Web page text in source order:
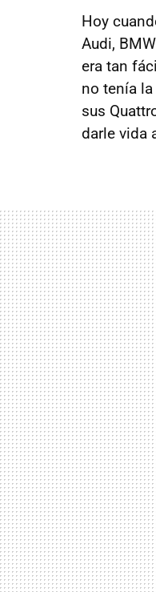
Hoy
Audi,
era tan
no tenía
sus
darle vida